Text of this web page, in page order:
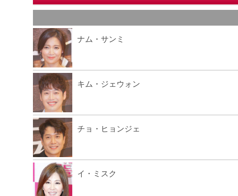
ナム・サンミ
キム・ジェウォン
チョ・ヒョンジェ
イ・ミスク